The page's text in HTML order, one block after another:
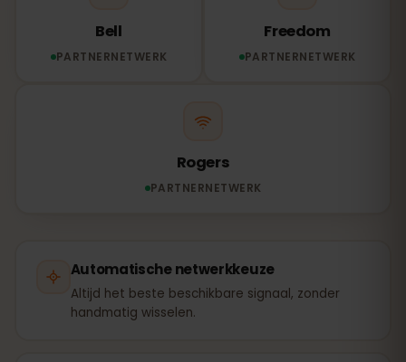
Bell
PARTNERNETWERK
Freedom
PARTNERNETWERK
Rogers
PARTNERNETWERK
Automatische netwerkkeuze
Altijd het beste beschikbare signaal, zonder
handmatig wisselen.